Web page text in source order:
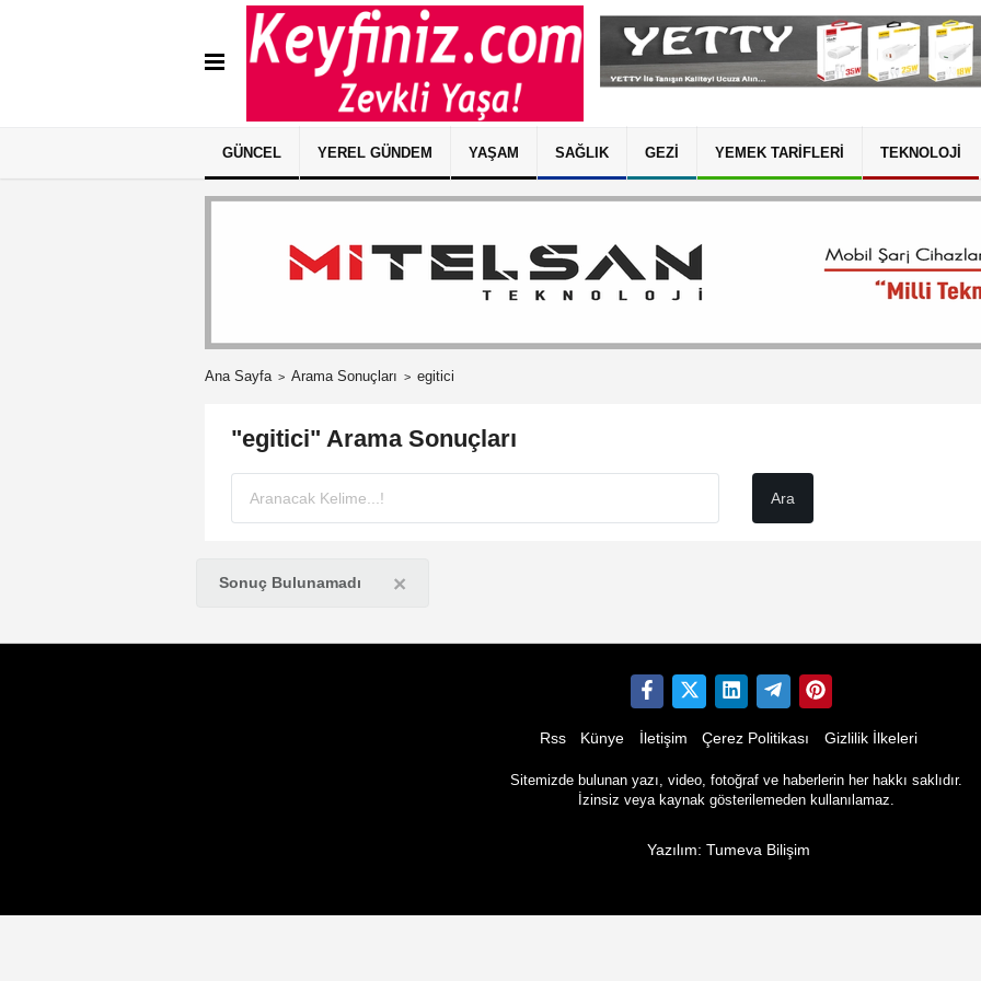
GÜNCEL YEREL GÜNDEM YAŞAM SAĞLIK GEZI YEMEK TARIFLERI TEKNOLOJI
Ana Sayfa Arama Sonuçları egitici
"egitici" Arama Sonuçları
Sonuç Bulunamadı ×
Rss Künye İletişim Çerez Politikası Gizlilik İlkeleri
Sitemizde bulunan yazı, video, fotoğraf ve haberlerin her hakkı saklıdır.
İzinsiz veya kaynak gösterilemeden kullanılamaz.
Yazılım: Tumeva Bilişim